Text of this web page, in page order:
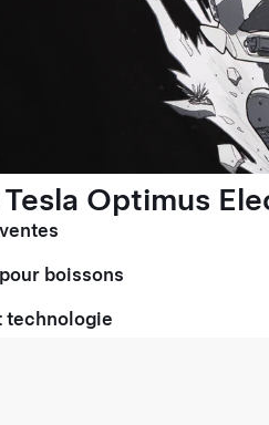
Optimus
boissons
technologie